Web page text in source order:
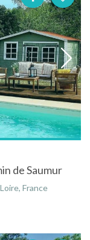
de Saumur
France